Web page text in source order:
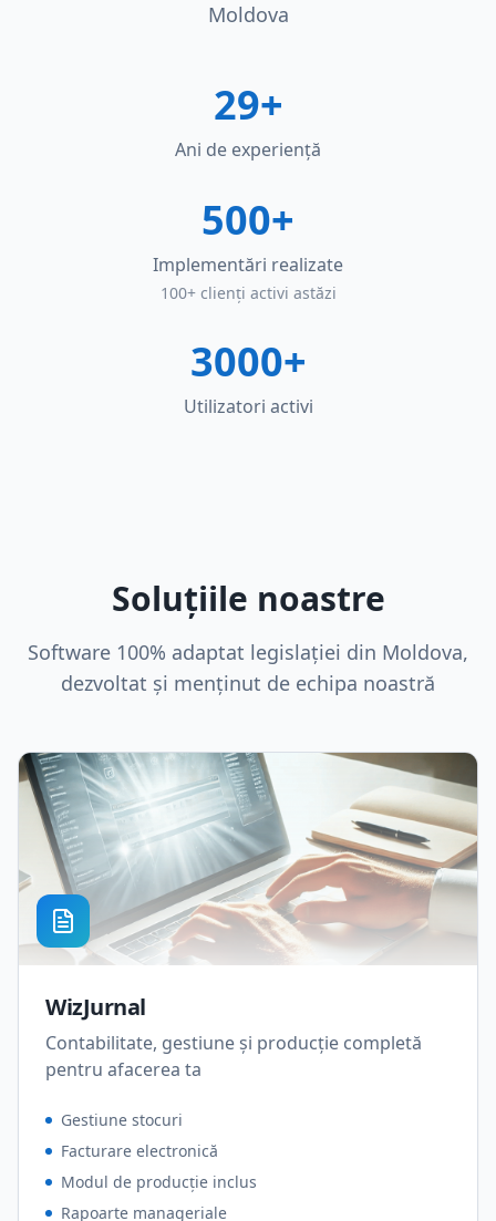
Moldova
29+
Ani de experiență
500+
Implementări realizate
100+ clienți activi astăzi
3000+
Utilizatori activi
Soluțiile noastre
Software 100% adaptat legislației din Moldova,
dezvoltat și menținut de echipa noastră
WizJurnal
Contabilitate, gestiune și producție completă
pentru afacerea ta
Gestiune stocuri
Facturare electronică
Modul de producție inclus
Rapoarte manageriale